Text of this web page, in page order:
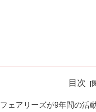
目次
フェアリーズが9年間の活